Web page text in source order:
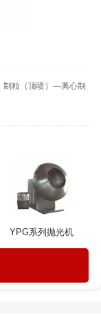
粒（顶喷）—离心制
YPG系列抛光机